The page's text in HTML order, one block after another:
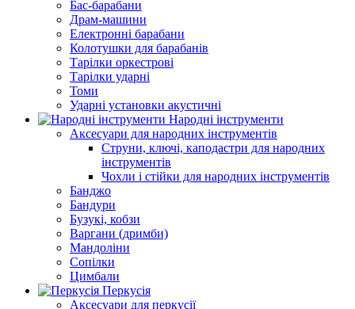
Бас-барабани
Драм-машини
Електронні барабани
Колотушки для барабанів
Тарілки оркестрові
Тарілки ударні
Томи
Ударні установки акустичні
Народні інструменти
Аксесуари для народних інструментів
Струни, ключі, каподастри для народних
інструментів
Чохли і стійки для народних інструментів
Банджо
Бандури
Бузукі, кобзи
Варгани (дримби)
Мандоліни
Сопілки
Цимбали
Перкусія
Аксесуари для перкусії